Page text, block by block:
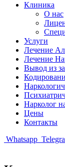
Клиника
О нас
Услуги
Лечение
Лечение
Вывод из
Нарколог
Цены
Контакты
Whatsapp